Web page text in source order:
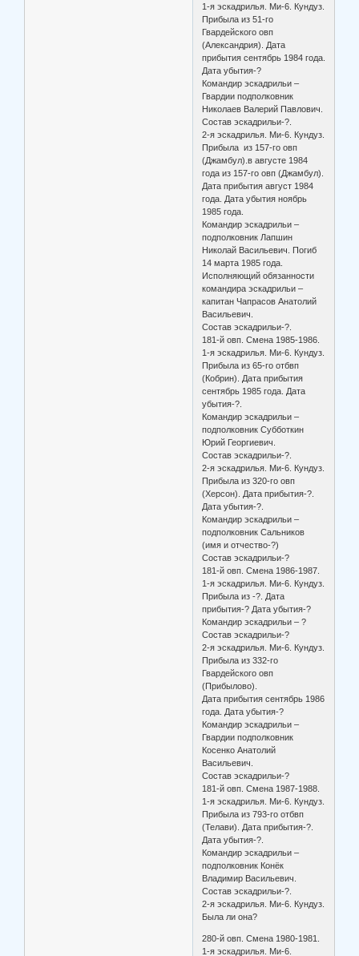
1-я эскадрилья. Ми-6. Кундуз.
Прибыла из 51-го
Гвардейского овп
(Александрия). Дата
прибытия сентябрь 1984 года.
Дата убытия-?
Командир эскадрильи –
Гвардии подполковник
Николаев Валерий Павлович.
Состав эскадрильи-?.
2-я эскадрилья. Ми-6. Кундуз.
Прибыла из 157-го овп
(Джамбул).в августе 1984
года из 157-го овп (Джамбул).
Дата прибытия август 1984
года. Дата убытия ноябрь
1985 года.
Командир эскадрильи –
подполковник Лапшин
Николай Васильевич. Погиб
14 марта 1985 года.
Исполняющий обязанности
командира эскадрильи –
капитан Чапрасов Анатолий
Васильевич.
Состав эскадрильи-?.
181-й овп. Смена 1985-1986.
1-я эскадрилья. Ми-6. Кундуз.
Прибыла из 65-го отбвп
(Кобрин). Дата прибытия
сентябрь 1985 года. Дата
убытия-?.
Командир эскадрильи –
подполковник Субботкин
Юрий Георгиевич.
Состав эскадрильи-?.
2-я эскадрилья. Ми-6. Кундуз.
Прибыла из 320-го овп
(Херсон). Дата прибытия-?.
Дата убытия-?.
Командир эскадрильи –
подполковник Сальников
(имя и отчество-?)
Состав эскадрильи-?
181-й овп. Смена 1986-1987.
1-я эскадрилья. Ми-6. Кундуз.
Прибыла из -?. Дата
прибытия-? Дата убытия-?
Командир эскадрильи – ?
Состав эскадрильи-?
2-я эскадрилья. Ми-6. Кундуз.
Прибыла из 332-го
Гвардейского овп
(Прибылово).
Дата прибытия сентябрь 1986
года. Дата убытия-?
Командир эскадрильи –
Гвардии подполковник
Косенко Анатолий
Васильевич.
Состав эскадрильи-?
181-й овп. Смена 1987-1988.
1-я эскадрилья. Ми-6. Кундуз.
Прибыла из 793-го отбвп
(Телави). Дата прибытия-?.
Дата убытия-?.
Командир эскадрильи –
подполковник Конёк
Владимир Васильевич.
Состав эскадрильи-?.
2-я эскадрилья. Ми-6. Кундуз.
Была ли она?
280-й овп. Смена 1980-1981.
1-я эскадрилья. Ми-6.